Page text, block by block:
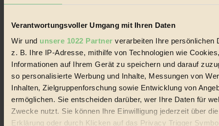
Verantwortungsvoller Umgang mit Ihren Daten
Wir und unsere 1022 Partner verarbeiten Ihre persönlichen
z. B. Ihre IP-Adresse, mithilfe von Technologien wie
Informationen auf Ihrem Gerät zu speichern und darauf
so personalisierte Werbung und Inhalte, Messungen von
Inhalten, Zielgruppenforschung sowie Entwicklung von
ermöglichen. Sie entscheiden darüber, wer Ihre Daten für
Zwecke nutzt. Sie können Ihre Einwilligung jederzeit über
Erklärung oder durch Klicken auf das Privacy Trigger
Der BIORAMA-Newsletter
Erhalte in regelmäßigen Abständen die aktuellsten Artikel,
Gewinnspiele & Ausgaben übersichtlich aufbereitet vom
BIORAMA-Magazin per E-Mail.
Jetzt eintragen: